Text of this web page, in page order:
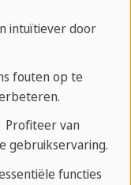
de school in het
activiteit waar
leveren. De
en je komt
In de
ik met een
Londen en Bath
stad heeft
intuïtiever door
fouten op te
van
gebruikservaring.
functies